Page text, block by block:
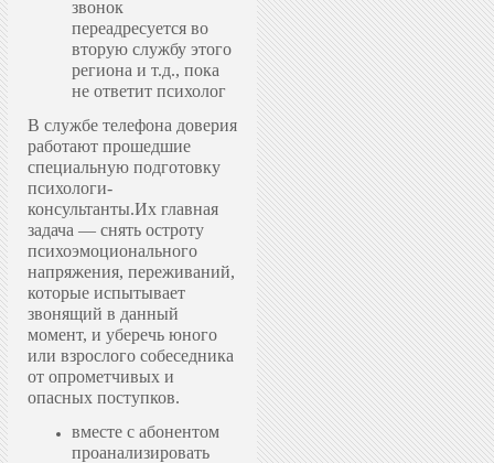
звонок
переадресуется во
вторую службу этого
региона и т.д., пока
не ответит психолог
В службе телефона доверия
работают прошедшие
специальную подготовку
психологи-
консультанты.Их главная
задача — снять остроту
психоэмоционального
напряжения, переживаний,
которые испытывает
звонящий в данный
момент, и уберечь юного
или взрослого собеседника
от опрометчивых и
опасных поступков.
вместе с абонентом
проанализировать